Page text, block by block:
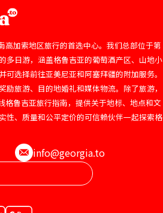
加索地区旅行的首选中心。我们总部位于第
多日游，涵盖格鲁吉亚的葡萄酒产区、山地小
可选择前往亚美尼亚和阿塞拜疆的附加服务。
励旅游、目的地婚礼和媒体物流。除了旅游，
鲁吉亚旅行指南，提供关于地标、地点和文
性、质量和公平定价的可信赖伙伴一起探索格
info@georgia.to